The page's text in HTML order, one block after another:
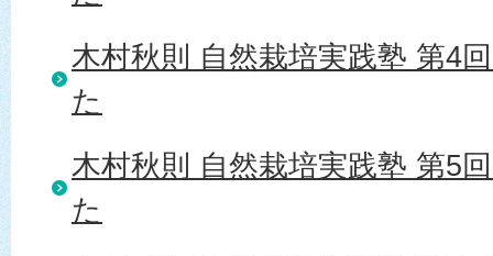
木村秋則 自然栽培実践塾 第4
た
木村秋則 自然栽培実践塾 第5
た